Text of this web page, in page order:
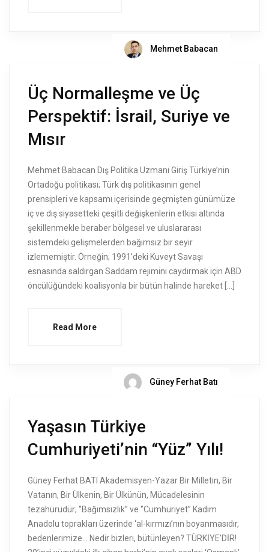
Mehmet Babacan
Üç Normalleşme ve Üç
Perspektif: İsrail, Suriye ve
Mısır
Mehmet Babacan Dış Politika Uzmanı Giriş Türkiye’nin
Ortadoğu politikası; Türk dış politikasının genel
prensipleri ve kapsamı içerisinde geçmişten günümüze
iç ve dış siyasetteki çeşitli değişkenlerin etkisi altında
şekillenmekle beraber bölgesel ve uluslararası
sistemdeki gelişmelerden bağımsız bir seyir
izlememiştir. Örneğin; 1991’deki Kuveyt Savaşı
esnasında saldırgan Saddam rejimini caydırmak için ABD
öncülüğündeki koalisyonla bir bütün halinde hareket […]
Read More
Güney Ferhat Batı
Yaşasın Türkiye
Cumhuriyeti’nin “Yüz” Yılı!
Güney Ferhat BATI Akademisyen-Yazar Bir Milletin, Bir
Vatanın, Bir Ülkenin, Bir Ülkünün, Mücadelesinin
tezahürüdür; ‘’Bağımsızlık’’ ve ‘’Cumhuriyet’’ Kadim
Anadolu toprakları üzerinde ‘al-kırmızı’nın boyanmasıdır,
bedenlerimize… Nedir bizleri, bütünleyen? TÜRKİYE’DİR!